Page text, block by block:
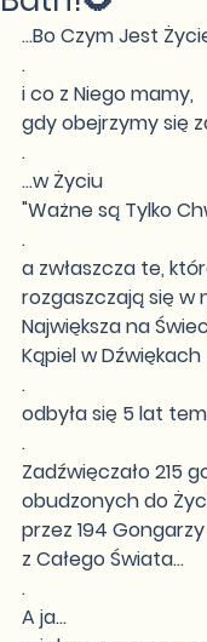
...Bo Czym Jest
.
i co z Niego mamy,
gdy obejrzymy się
.
...w Życiu
"Ważne są Tylko
.
a zwłaszcza te,
rozgaszczają się w
Największa na
Kąpiel w Dźwiękach
.
odbyła się 5 lat
.
Zadźwięczało 215
obudzonych do
przez 194 Gongarzy
z Całego Świata...
.
A ja...